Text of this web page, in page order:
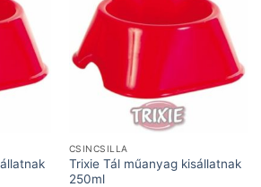
CSINCSILLA
Trixie Tál műanyag kisállatnak
250ml